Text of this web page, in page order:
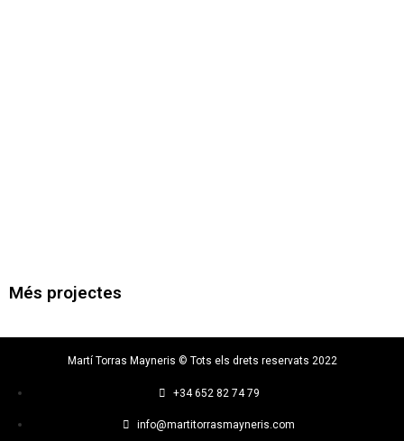
Més projectes
Martí Torras Mayneris © Tots els drets reservats 2022
+34 652 82 74 79
info@martitorrasmayneris.com